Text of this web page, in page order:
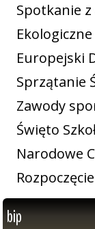
Spotkanie
Europejski
Sprzątanie
Zawody
Święto
Narodowe
bip